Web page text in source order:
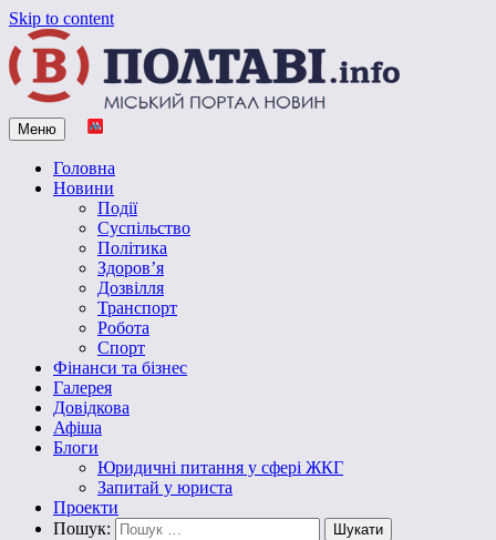
Skip to content
Vpoltave.info
Полтавський портал новин
Меню
Головна
Новини
Події
Суспільство
Політика
Здоров’я
Дозвілля
Транспорт
Робота
Спорт
Фінанси та бізнес
Галерея
Довідкова
Афіша
Блоги
Юридичні питання у сфері ЖКГ
Запитай у юриста
Проекти
Пошук: